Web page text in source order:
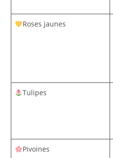
Roses jaunes
Tulipes
Pivoines